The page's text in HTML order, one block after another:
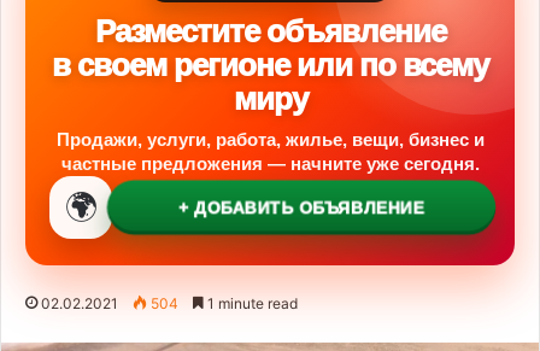
Разместите объявление
в своем регионе или по всему
миру
Продажи, услуги, работа, жилье, вещи, бизнес и
частные предложения — начните уже сегодня.
🌍 + ДОБАВИТЬ ОБЪЯВЛЕНИЕ
02.02.2021 504 1 minute read